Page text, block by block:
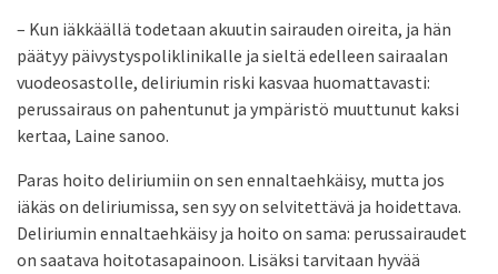
– Kun iäkkäällä todetaan akuutin sairauden oireita, ja hän
päätyy päivystyspoliklinikalle ja sieltä edelleen sairaalan
vuodeosastolle, deliriumin riski kasvaa huomattavasti:
perussairaus on pahentunut ja ympäristö muuttunut kaksi
kertaa, Laine sanoo.
Paras hoito deliriumiin on sen ennalta­ehkäisy, mutta jos
iäkäs on deliriumissa, sen syy on selvitettävä ja hoidettava.
Deliriumin ennaltaehkäisy ja hoito on sama: perussairaudet
on saatava hoitotasapainoon. Lisäksi tarvitaan hyvää